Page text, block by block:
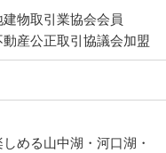
建物取引業協会会員
動産公正取引協議会加盟
める山中湖・河口湖・